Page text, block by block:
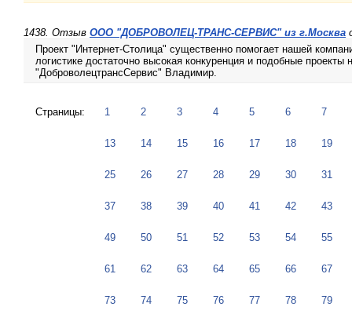
1438. Отзыв ООО "ДОБРОВОЛЕЦ-ТРАНС-СЕРВИС" из г.Москва
Проект "Интернет-Столица" существенно помогает нашей
логистике достаточно высокая конкуренция и подобные
"ДоброволецтрансСервис" Владимир.
Страницы: 1 2 3 4 5 6 7
13 14 15 16 17 18 19
25 26 27 28 29 30 31
37 38 39 40 41 42 43
49 50 51 52 53 54 55
61 62 63 64 65 66 67
73 74 75 76 77 78 79